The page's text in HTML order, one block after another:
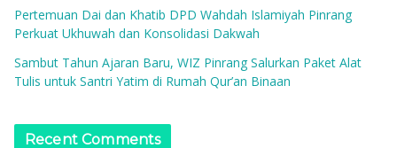
Pertemuan Dai dan Khatib DPD Wahdah Islamiyah Pinrang
Perkuat Ukhuwah dan Konsolidasi Dakwah
Sambut Tahun Ajaran Baru, WIZ Pinrang Salurkan Paket Alat
Tulis untuk Santri Yatim di Rumah Qur’an Binaan
Recent Comments